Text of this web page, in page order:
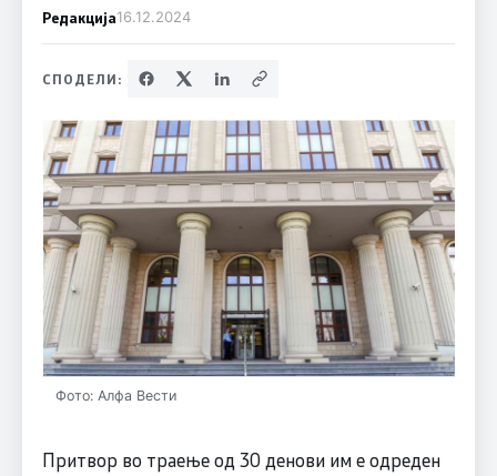
Редакција16.12.2024
СПОДЕЛИ:
Фото: Алфа Вести
Притвор во траење од 30 денови им е одреден